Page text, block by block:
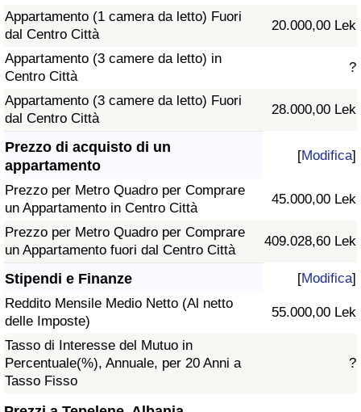
Appartamento (1 camera da letto) Fuori
dal Centro Città
20.000,00 Lek
Appartamento (3 camere da letto) in
Centro Città
?
Appartamento (3 camere da letto) Fuori
dal Centro Città
28.000,00 Lek
Prezzo di acquisto di un
appartamento
[Modifica]
Prezzo per Metro Quadro per Comprare
un Appartamento in Centro Città
45.000,00 Lek
Prezzo per Metro Quadro per Comprare
un Appartamento fuori dal Centro Città
409.028,60 Lek
Stipendi e Finanze [Modifica]
Reddito Mensile Medio Netto (Al netto
delle Imposte)
55.000,00 Lek
Tasso di Interesse del Mutuo in
Percentuale(%), Annuale, per 20 Anni a
Tasso Fisso
?